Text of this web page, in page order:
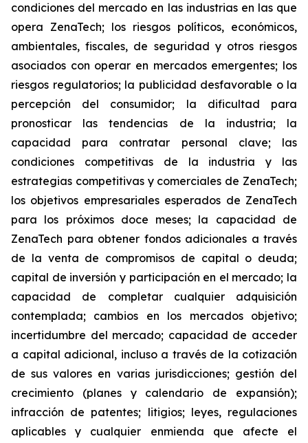
condiciones del mercado en las industrias en las que
opera ZenaTech; los riesgos políticos, económicos,
ambientales, fiscales, de seguridad y otros riesgos
asociados con operar en mercados emergentes; los
riesgos regulatorios; la publicidad desfavorable o la
percepción del consumidor; la dificultad para
pronosticar las tendencias de la industria; la
capacidad para contratar personal clave; las
condiciones competitivas de la industria y las
estrategias competitivas y comerciales de ZenaTech;
los objetivos empresariales esperados de ZenaTech
para los próximos doce meses; la capacidad de
ZenaTech para obtener fondos adicionales a través
de la venta de compromisos de capital o deuda;
capital de inversión y participación en el mercado; la
capacidad de completar cualquier adquisición
contemplada; cambios en los mercados objetivo;
incertidumbre del mercado; capacidad de acceder
a capital adicional, incluso a través de la cotización
de sus valores en varias jurisdicciones; gestión del
crecimiento (planes y calendario de expansión);
infracción de patentes; litigios; leyes, regulaciones
aplicables y cualquier enmienda que afecte el